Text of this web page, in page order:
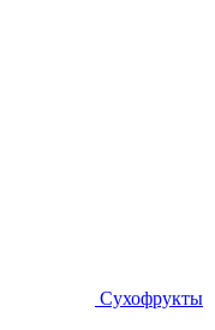
Сухофрукты